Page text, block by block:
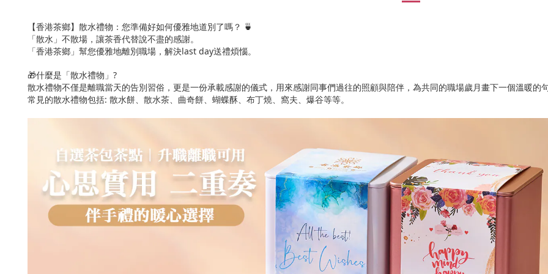
【香港茶鄉】散水禮物：您準備好如何優雅地道別了嗎？ 🍵
「散水」不散場，讓茶香代替說不盡的感謝。
「香港茶鄉」幫您優雅地離別職場，解決last day送禮煩惱。
🎁什麼是「散水禮物」?
散水禮物不僅是離職當天的告別習俗，更是一份承載感謝的儀式，用來感謝同事們過往的照顧與陪伴，為共同的職場歲月畫下一個溫暖的
常見的散水禮物包括: 散水餅、散水茶、曲奇餅、蝴蝶酥、布丁燒、窩夫、爆谷等等。